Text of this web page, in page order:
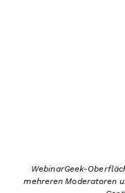
WebinarGeek-
mehreren Moderatoren